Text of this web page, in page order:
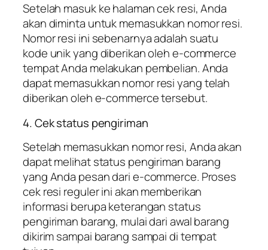
Setelah masuk ke halaman cek resi, Anda
akan diminta untuk memasukkan nomor resi.
Nomor resi ini sebenarnya adalah suatu
kode unik yang diberikan oleh e-commerce
tempat Anda melakukan pembelian. Anda
dapat memasukkan nomor resi yang telah
diberikan oleh e-commerce tersebut.
4. Cek status pengiriman
Setelah memasukkan nomor resi, Anda akan
dapat melihat status pengiriman barang
yang Anda pesan dari e-commerce. Proses
cek resi reguler ini akan memberikan
informasi berupa keterangan status
pengiriman barang, mulai dari awal barang
dikirim sampai barang sampai di tempat